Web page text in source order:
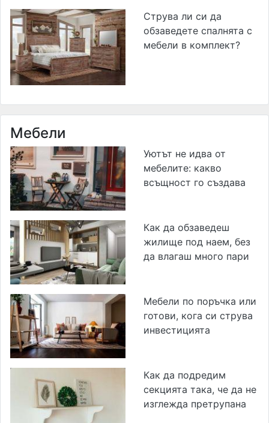
Струва ли си да
обзаведете спалнята с
мебели в комплект?
Мебели
Уютът не идва от
мебелите: какво
всъщност го създава
Как да обзаведеш
жилище под наем, без
да влагаш много пари
Мебели по поръчка или
готови, кога си струва
инвестицията
Как да подредим
секцията така, че да не
изглежда претрупана